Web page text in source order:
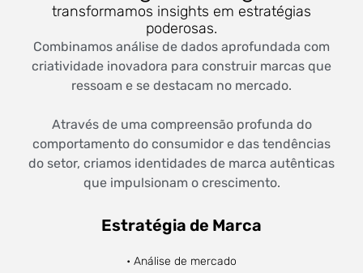
transformamos insights em estratégias
poderosas.
Combinamos análise de dados aprofundada com
criatividade inovadora para construir marcas que
ressoam e se destacam no mercado.
Através de uma compreensão profunda do
comportamento do consumidor e das tendências
do setor, criamos identidades de marca autênticas
que impulsionam o crescimento.
Estratégia de Marca
• Análise de mercado